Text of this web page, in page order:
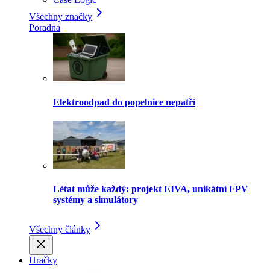
Všechny značky
Poradna
Elektroodpad do popelnice nepatří
Létat může každý: projekt EIVA, unikátní FPV
systémy a simulátory
Všechny články
Hračky